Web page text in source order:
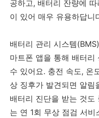
공하고, 배터리 잔량에
이 있어 매우 유용하답니
배터리 관리 시스템
마트폰 앱을 통해 배터리
수 있어요. 충전 속도, 온
상 징후가 발견되면 알림
배터리 진단을 받는 것도
는 연 1회 무상 점검 서